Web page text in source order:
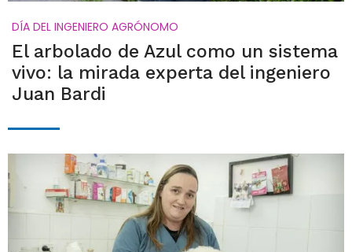
DÍA DEL INGENIERO AGRÓNOMO
El arbolado de Azul como un sistema
vivo: la mirada experta del ingeniero
Juan Bardi